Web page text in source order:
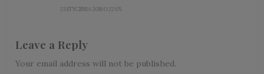
23 STYCZNIA 2018 O 22:05
Leave a Reply
Your email address will not be published.